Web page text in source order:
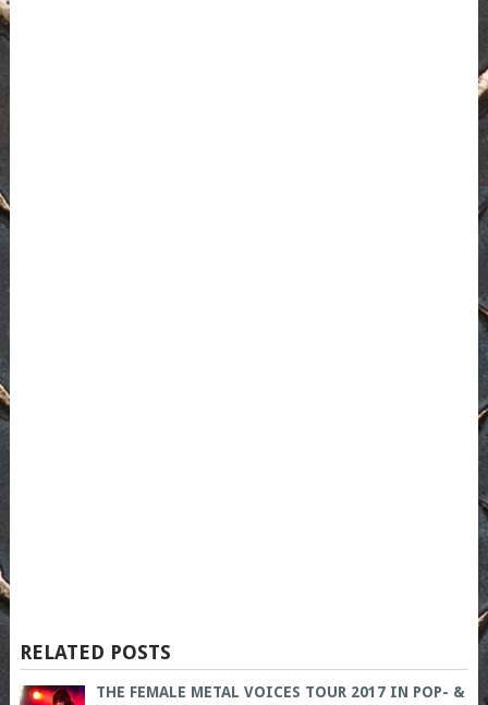
RELATED POSTS
THE FEMALE METAL VOICES TOUR 2017 IN POP- &